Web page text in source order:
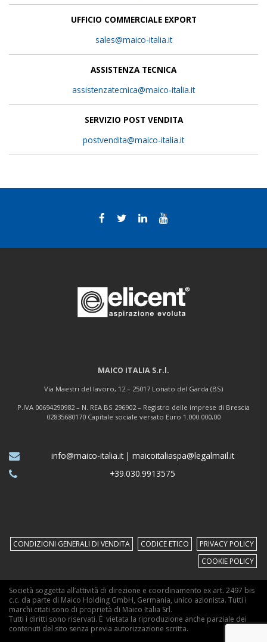
UFFICIO COMMERCIALE EXPORT
sales@maico-italia.it
ASSISTENZA TECNICA
assistenzatecnica@maico-italia.it
SERVIZIO POST VENDITA
postvendita@maico-italia.it
MAICO ITALIA S.r.l.
Via Maestri del lavoro, 12 – 25017 Lonato del Garda (BS)
P.IVA 00694290982 – N. REA BS 296902 – Registro delle imprese di Brescia
02835680170 Capitale sociale versato Euro 1.000.000,00
info@maico-italia.it| maicoitaliaspa@legalmail.it
+39.030.9913575
CONDIZIONI GENERALI DI VENDITA CODICE ETICO
PRIVACY POLICY
COOKIE POLICY
Società soggetta all’attività di direzione e coordinamento ex art. 2497 bis
c.c. da parte di Maico Holding GmbH, Germania, unico azionista. Tutti i
marchi citati sono di proprietà di Maico Italia Srl.
Tutti i diritti sono riservati. È vietata la riproduzione anche parziale dei
contenuti del sito senza previa autorizzazione scritta.